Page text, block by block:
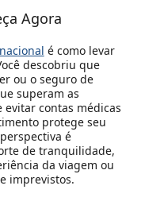
Agora
é como levar
descobriu que
ou o seguro de
superam as
contas médicas
protege seu
é
de tranquilidade,
da viagem ou
imprevistos.